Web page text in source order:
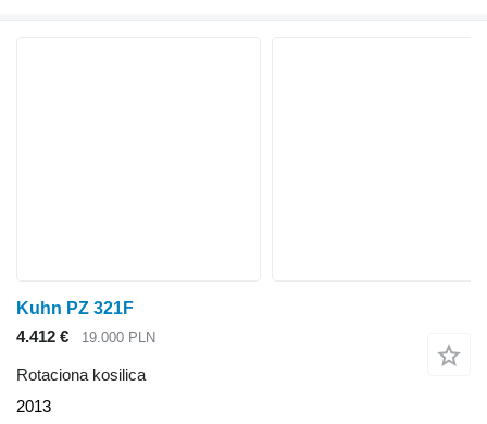
Kuhn PZ 321F
4.412 €
19.000 PLN
Rotaciona kosilica
2013